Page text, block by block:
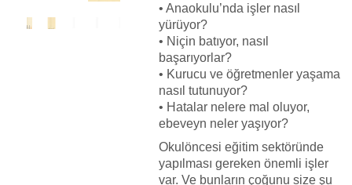
• Anaokulu’nda işler nasıl
yürüyor?
• Niçin batıyor, nasıl
başarıyorlar?
• Kurucu ve öğretmenler yaşama
nasıl tutunuyor?
• Hatalar nelere mal oluyor,
ebeveyn neler yaşıyor?
Okulöncesi eğitim sektöründe
yapılması gereken önemli işler
var. Ve bunların çoğunu size şu